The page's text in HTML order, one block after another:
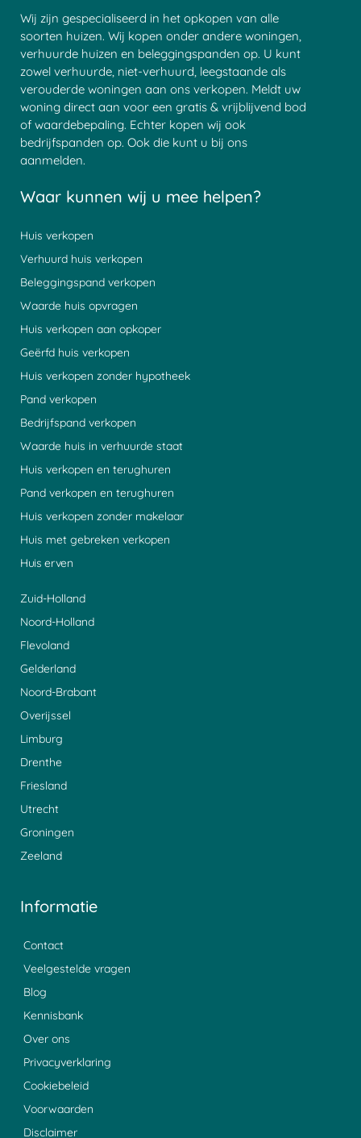
Wij zijn gespecialiseerd in het opkopen van alle
soorten huizen. Wij kopen onder andere woningen,
verhuurde huizen en beleggingspanden op. U kunt
zowel verhuurde, niet-verhuurd, leegstaande als
verouderde woningen aan ons verkopen. Meldt uw
woning direct aan voor een gratis & vrijblijvend bod
of waardebepaling. Echter kopen wij ook
bedrijfspanden op. Ook die kunt u bij ons
aanmelden.
Waar kunnen wij u mee helpen?
Huis verkopen
Verhuurd huis verkopen
Beleggingspand verkopen
Waarde huis opvragen
Huis verkopen aan opkoper
Geërfd huis verkopen
Huis verkopen zonder hypotheek
Pand verkopen
Bedrijfspand verkopen
Waarde huis in verhuurde staat
Huis verkopen en terughuren
Pand verkopen en terughuren
Huis verkopen zonder makelaar
Huis met gebreken verkopen
Huis erven
Zuid-Holland
Noord-Holland
Flevoland
Gelderland
Noord-Brabant
Overijssel
Limburg
Drenthe
Friesland
Utrecht
Groningen
Zeeland
Informatie
Contact
Veelgestelde vragen
Blog
Kennisbank
Over ons
Privacyverklaring
Cookiebeleid
Voorwaarden
Disclaimer